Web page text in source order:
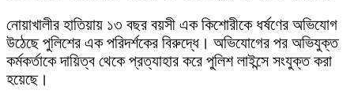
নোয়াখালীর হাতিয়ায় ১৩ বছর বয়সী এক কিশোরীকে ধর্ষণের অভিযোগ
উঠেছে পুলিশের এক পরিদর্শকের বিরুদ্ধে। অভিযোগের পর অভিযুক্ত
কর্মকর্তাকে দায়িত্ব থেকে প্রত্যাহার করে পুলিশ লাইন্সে সংযুক্ত করা
হয়েছে।